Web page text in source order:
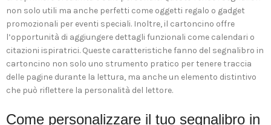
non solo utili ma anche perfetti come oggetti regalo o gadget
promozionali per eventi speciali. Inoltre, il cartoncino offre
l’opportunità di aggiungere dettagli funzionali come calendari o
citazioni ispiratrici. Queste caratteristiche fanno del segnalibro in
cartoncino non solo uno strumento pratico per tenere traccia
delle pagine durante la lettura, ma anche un elemento distintivo
che può riflettere la personalità del lettore.
Come personalizzare il tuo segnalibro in